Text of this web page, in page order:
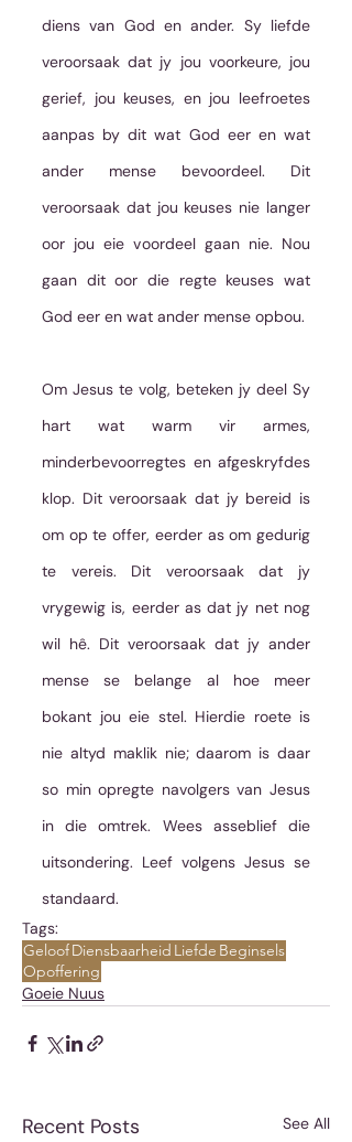
diens van God en ander. Sy liefde
veroorsaak dat jy jou voorkeure, jou
gerief, jou keuses, en jou leefroetes
aanpas by dit wat God eer en wat
ander mense bevoordeel. Dit
veroorsaak dat jou keuses nie langer
oor jou eie voordeel gaan nie. Nou
gaan dit oor die regte keuses wat
God eer en wat ander mense opbou.
Om Jesus te volg, beteken jy deel Sy
hart wat warm vir armes,
minderbevoorregtes en afgeskryfdes
klop. Dit veroorsaak dat jy bereid is
om op te offer, eerder as om gedurig
te vereis. Dit veroorsaak dat jy
vrygewig is, eerder as dat jy net nog
wil hê. Dit veroorsaak dat jy ander
mense se belange al hoe meer
bokant jou eie stel. Hierdie roete is
nie altyd maklik nie; daarom is daar
so min opregte navolgers van Jesus
in die omtrek. Wees asseblief die
uitsondering. Leef volgens Jesus se
standaard.
Tags:
GeloofDiensbaarheid Liefde Beginsels
Opoffering
Goeie Nuus
Recent Posts See All